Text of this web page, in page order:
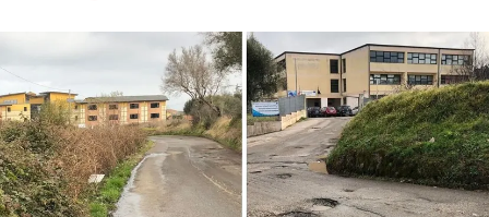
CULTURA
ECONOMIA E LAVORO
EVENTI